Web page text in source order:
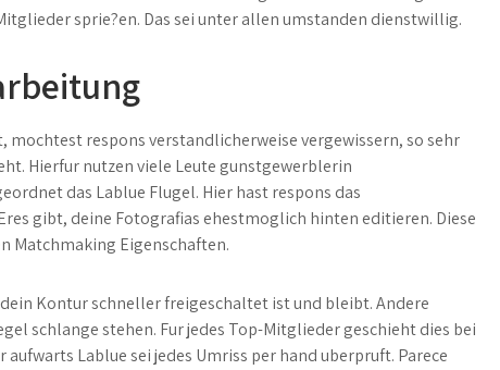
sprie?en. Das sei unter allen umstanden dienstwillig.
respons verstandlicherweise vergewissern, so sehr
Hierfur nutzen viele Leute gunstgewerblerin
das Lablue Flugel. Hier hast respons das
gibt, deine Fotografi­as ehestmoglich hinten editieren. Diese
Matchmaking Eigenschaften.
Kontur schneller freigeschaltet ist und bleibt. Andere
schlange stehen. Fur jedes Top-Mitglieder geschieht dies bei
Lablue sei jedes Umriss per hand uberpruft. Parece